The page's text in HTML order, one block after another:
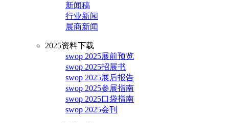
新闻稿
行业新闻
展商新闻
2025资料下载
swop 2025展前预览
swop 2025招展书
swop 2025展后报告
swop 2025参展指南
swop 2025口袋指南
swop 2025会刊